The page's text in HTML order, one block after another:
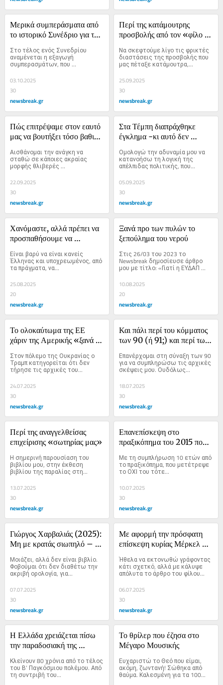
Μερικά συμπεράσματα από
το ιστορικό Συνέδριο για τον
Στο τέλος ενός Συνεδρίου
αναμένεται η εξαγωγή
συμπερασμάτων, που
αναφέρονται στα...
03.10.2025
30
newsbreak.gr
Περί της κατάμουτρης
προσβολής από τον «φίλο
Να σκεφτούμε λίγο τις φρικτές
διαστάσεις της προσβολής που
μας πέταξε κατάμουτρα,...
25.09.2025
30
newsbreak.gr
Πώς επιτρέψαμε στον εαυτό
μας να βουτήξει τόσο βαθιά
την Μαρία Καρυστιανού
Αισθάνομαι την ανάγκη να
σταθώ σε κάποιες ακραίας
μορφής θλιβερές
συμπεριφορές...
22.09.2025
30
newsbreak.gr
Στα Τέμπη διαπράχθηκε
έγκλημα -κι αυτό δεν
έρευνες κι αν διαταχθούν
Ομολογώ την αδυναμία μου να
κατανοήσω τη λογική της
απέλπιδας πολιτικής, που...
05.09.2025
30
newsbreak.gr
Χανόμαστε, αλλά πρέπει να
προσπαθήσουμε να
Είναι βαρύ να είναι κανείς
Έλληνας και υποχρεωμένος, από
τα πράγματα, να...
25.08.2025
20
newsbreak.gr
Ξανά προ των πυλών το
ξεπούλημα του νερού
Στις 26/03 του 2023 το
Newsbreak δημοσίευσε άρθρο
μου με τίτλο: «Γιατί η ΕΥΔΑΠ
χρειάζεται...
10.08.2025
20
newsbreak.gr
Το ολοκαύτωμα της ΕΕ
χάριν της Αμερικής «ξανά
Στον πόλεμο της Ουκρανίας ο
Τραμπ κατηγορείται ότι δεν
τήρησε τις αρχικές του...
24.07.2025
30
newsbreak.gr
Και πάλι περί του κόμματος
των 90 (ή 91;) και περί των
Επανέρχομαι στη σύναξη των 90
για να συμπληρώσω τις αρχικές
σκέψεις μου. Ουδόλως...
18.07.2025
30
newsbreak.gr
Περί της αναγγελθείσας
επιχείρισης «σωτηρίας μας»
Η σημερινή παρουσίαση του
βιβλίου μου, στην έκθεση
βιβλίου της παραλίας στη...
13.07.2025
30
newsbreak.gr
Επανεπίσκεψη στο
πραξικόπημα του 2015 που
«ναι»
Με τη συμπλήρωση 10 ετών από
το πραξικόπημα, που μετέτρεψε
το ΟΧΙ του τότε...
10.07.2025
30
newsbreak.gr
Γιώργος Χαρβαλιάς (2025):
Μη με κρατάς σιωπηλό –
Μοιάζει, αλλά δεν είναι βιβλίο.
Φοβούμαι ότι δεν διαθέτω την
ακριβή ορολογία, για...
07.07.2025
30
newsbreak.gr
Με αφορμή την πρόσφατη
επίσκεψη κυρίας Μέρκελ
Ήθελα να εκτονωθώ γράφοντας
κάτι σχετκό, αλλά με κάλυψε
απόλυτα το άρθρο του φίλου...
06.07.2025
30
newsbreak.gr
Η Ελλάδα χρειάζεται πίσω
την παραδοσιακή της
Κλείνουν 80 χρόνια από το τέλος
του Β’ Παγκόσμιου πολέμου. Από
τη συντριβή του...
Το θρίλερ που έζησα στο
Μέγαρο Μουσικής
Ευχαριστώ το Θεό που είμαι,
ακόμη, ζωντανή! Σώθηκα από
θαύμα. Καλεσμένη για τα 100...